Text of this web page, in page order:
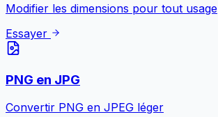
Modifier les dimensions pour tout usage
Essayer
PNG en JPG
Convertir PNG en JPEG léger